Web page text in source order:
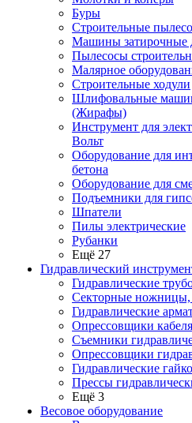
Буры
Строительные
Машины затирочные
Пылесосы
Малярное
Строительные ходули
Шлифовальные
(Жирафы)
Инструмент для
Вольт
Оборудование для
бетона
Оборудование для
Подъемники для
Шпатели
Пилы электрические
Рубанки
Ещё 27
Гидравлический
Гидравлические
Секторные ножницы,
Гидравлические
Опрессовщики
Съемники
Опрессовщики
Гидравлические
Прессы
Ещё 3
Весовое оборудование